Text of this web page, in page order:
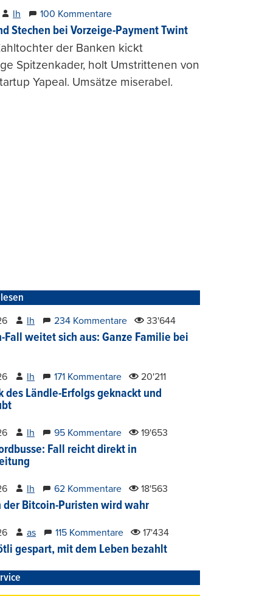
lh 100 Kommentare
Stechen bei Vorzeige-Payment Twint
der Banken kickt
Spitzenkader, holt Umstrittenen von
Yapeal. Umsätze miserabel.
lh 234 Kommentare 33'644
Fall weitet sich aus: Ganze Familie bei
lh 171 Kommentare 20'211
des Ländle-Erfolgs geknackt und
lh 95 Kommentare 19'653
Fall reicht direkt in
lh 62 Kommentare 18'563
Bitcoin-Puristen wird wahr
as 115 Kommentare 17'434
gespart, mit dem Leben bezahlt